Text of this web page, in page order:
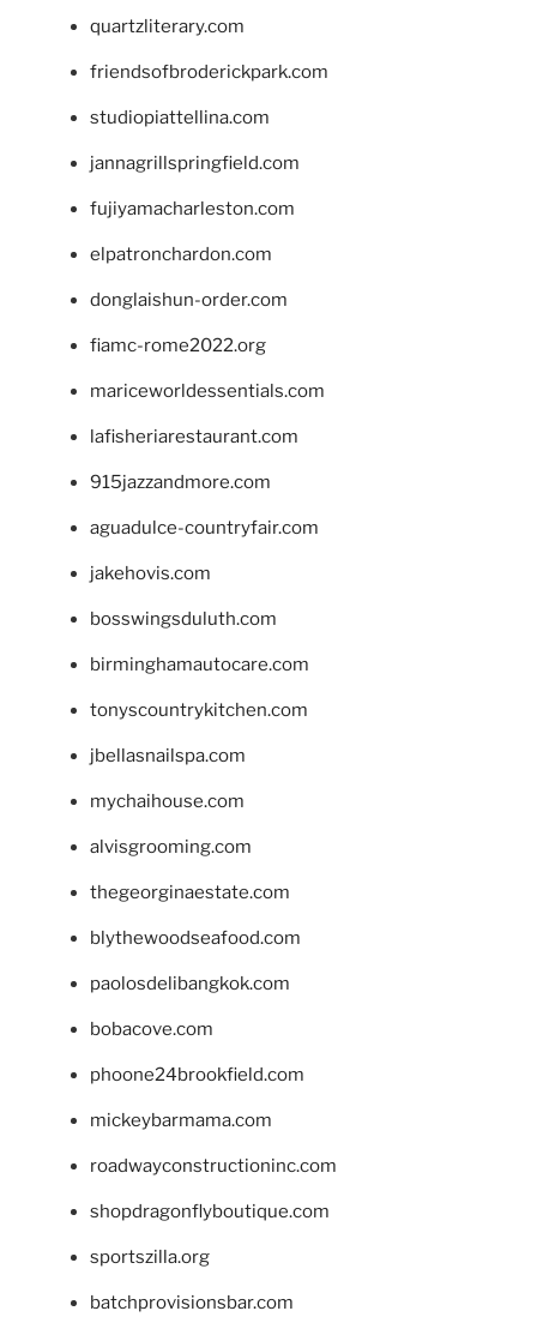
quartzliterary.com
friendsofbroderickpark.com
studiopiattellina.com
jannagrillspringfield.com
fujiyamacharleston.com
elpatronchardon.com
donglaishun-order.com
fiamc-rome2022.org
mariceworldessentials.com
lafisheriarestaurant.com
915jazzandmore.com
aguadulce-countryfair.com
jakehovis.com
bosswingsduluth.com
birminghamautocare.com
tonyscountrykitchen.com
jbellasnailspa.com
mychaihouse.com
alvisgrooming.com
thegeorginaestate.com
blythewoodseafood.com
paolosdelibangkok.com
bobacove.com
phoone24brookfield.com
mickeybarmama.com
roadwayconstructioninc.com
shopdragonflyboutique.com
sportszilla.org
batchprovisionsbar.com